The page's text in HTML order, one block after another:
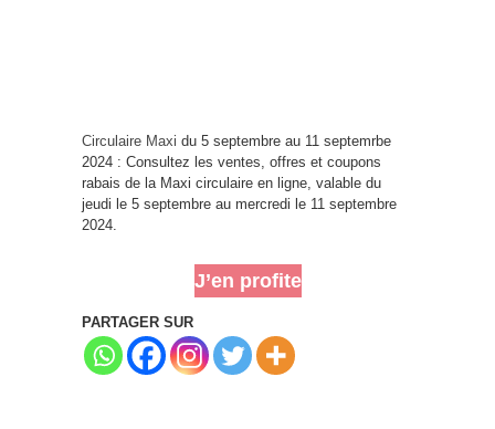
Circulaire Maxi du 5 septembre au 11 septemrbe
2024 : Consultez les ventes, offres et coupons
rabais de la Maxi circulaire en ligne, valable du
jeudi le 5 septembre au mercredi le 11 septembre
2024.
J’en profite
PARTAGER SUR